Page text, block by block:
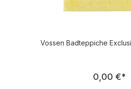
Vossen Badteppiche
0,00 €*